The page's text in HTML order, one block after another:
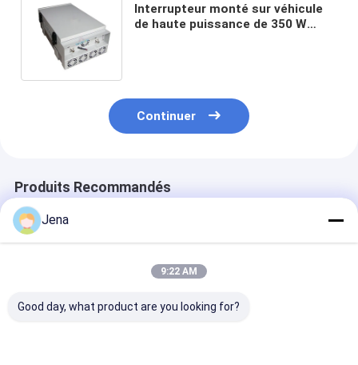
Interrupteur monté sur véhicule
de haute puissance de 350 W
Continuer
Produits Recommandés
Jena
9:22 AM
Good day, what product are you looking for?